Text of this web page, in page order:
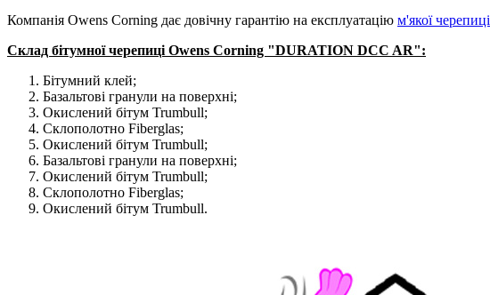
Компанія Owens Corning дає довічну гарантію на експлуатацію м'якої черепиці
Склад бітумної черепиці Owens Corning "DURATION DСC AR":
Бітумний клей;
Базальтові гранули на поверхні;
Окислений бітум Trumbull;
Склополотно Fiberglas;
Окислений бітум Trumbull;
Базальтові гранули на поверхні;
Окислений бітум Trumbull;
Склополотно Fiberglas;
Окислений бітум Trumbull.